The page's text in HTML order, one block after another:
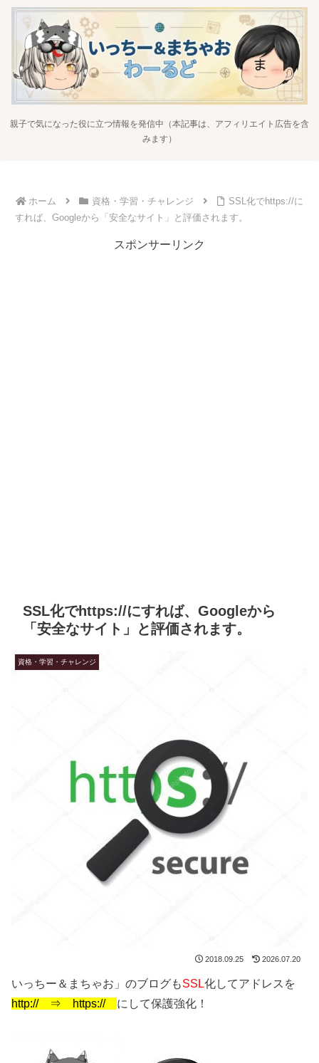
親子で気になった役に立つ情報を発信中（本記事は、アフィリエイト広告を含
みます）
ホーム 資格・学習・チャレンジ
SSL化でhttps://に
すれば、Googleから「安全なサイト」と評価されます。
スポンサーリンク
SSL化でhttps://にすれば、Googleから
「安全なサイト」と評価されます。
資格・学習・チャレンジ
2018.09.25 2026.07.20
いっちー＆まちゃお」のブログもSSL化してアドレスを
http:// ⇒ https:// にして保護強化！